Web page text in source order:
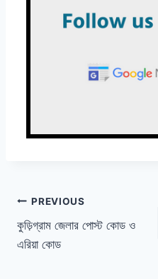
Post
navigation
PREVIOUS
কুড়িগ্রাম জেলার পোস্ট কোড ও
এরিয়া কোড